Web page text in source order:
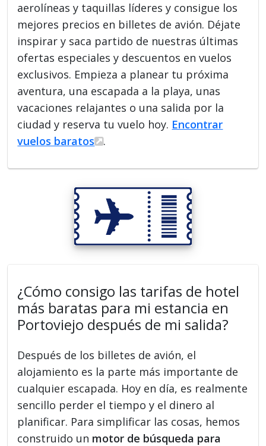
aerolíneas y taquillas líderes y consigue los
mejores precios en billetes de avión. Déjate
inspirar y saca partido de nuestras últimas
ofertas especiales y descuentos en vuelos
exclusivos. Empieza a planear tu próxima
aventura, una escapada a la playa, unas
vacaciones relajantes o una salida por la
ciudad y reserva tu vuelo hoy. Encontrar
vuelos baratos
.
¿Cómo consigo las tarifas de hotel
más baratas para mi estancia en
Portoviejo después de mi salida?
Después de los billetes de avión, el
alojamiento es la parte más importante de
cualquier escapada. Hoy en día, es realmente
sencillo perder el tiempo y el dinero al
planificar. Para simplificar las cosas, hemos
construido un motor de búsqueda para